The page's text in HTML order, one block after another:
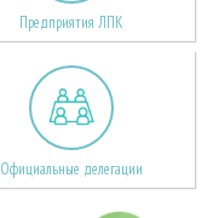
Предприятия ЛПК
Официальные делегации